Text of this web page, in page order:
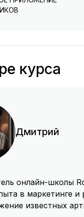
курса
лендинга для
Текст.
Домашнее
Галерея.
Таблица.
Видео.
вывод средств
тарифами
после этого
курса
Дмитрий
онлайн-школы
в маркетинге и
известных